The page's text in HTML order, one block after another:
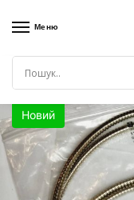
Меню
Головна
Новий